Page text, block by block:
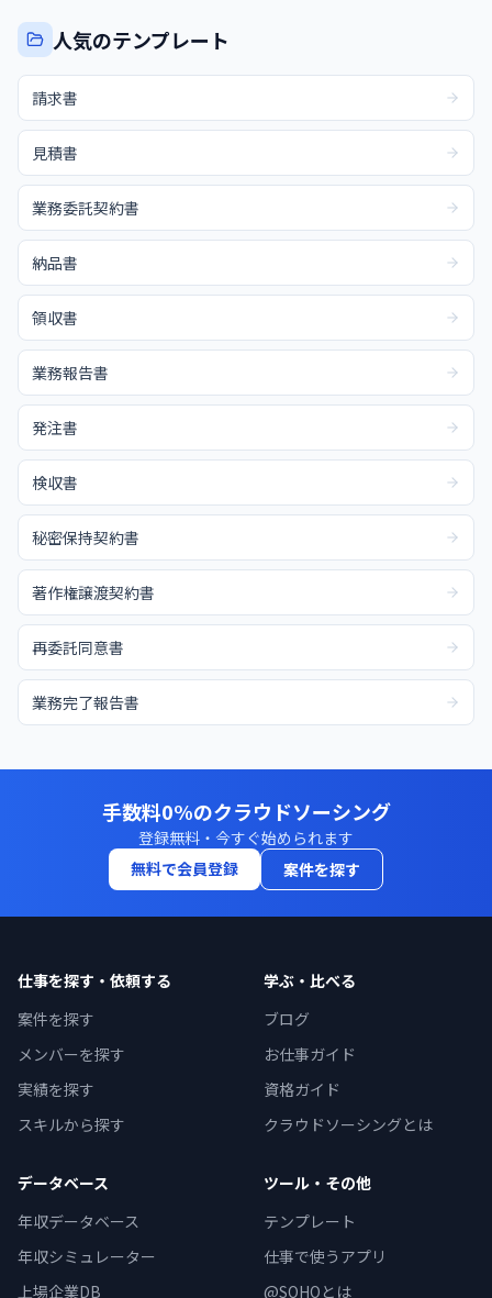
人気のテンプレート
請求書
見積書
業務委託契約書
納品書
領収書
業務報告書
発注書
検収書
秘密保持契約書
著作権譲渡契約書
再委託同意書
業務完了報告書
手数料0%のクラウドソーシング
登録無料・今すぐ始められます
無料で会員登録
案件を探す
仕事を探す・依頼する
案件を探す
メンバーを探す
実績を探す
スキルから探す
学ぶ・比べる
ブログ
お仕事ガイド
資格ガイド
クラウドソーシングとは
データベース
年収データベース
年収シミュレーター
上場企業DB
ツール・その他
テンプレート
仕事で使うアプリ
@SOHOとは